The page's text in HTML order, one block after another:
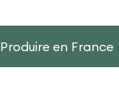
Produire en France